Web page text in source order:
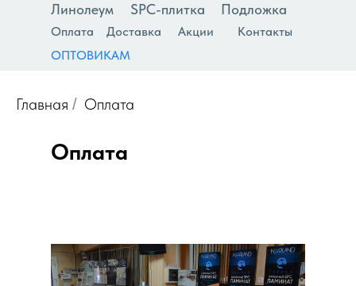
Линолеум SPC-плитка Подложка
Оплата Доставка Акции
Контакты
ОПТОВИКАМ
Главная / Оплата
Оплата